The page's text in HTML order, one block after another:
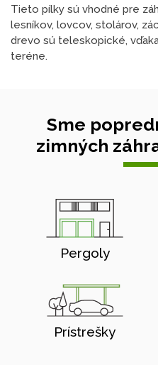
Tieto pílky sú vhodné pre
lesníkov, lovcov, stolárov,
drevo sú teleskopické,
teréne.
Sme
zimných
Pergoly
Prístrešky